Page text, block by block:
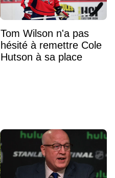
Tom Wilson n'a pas
hésité à remettre Cole
Hutson à sa place